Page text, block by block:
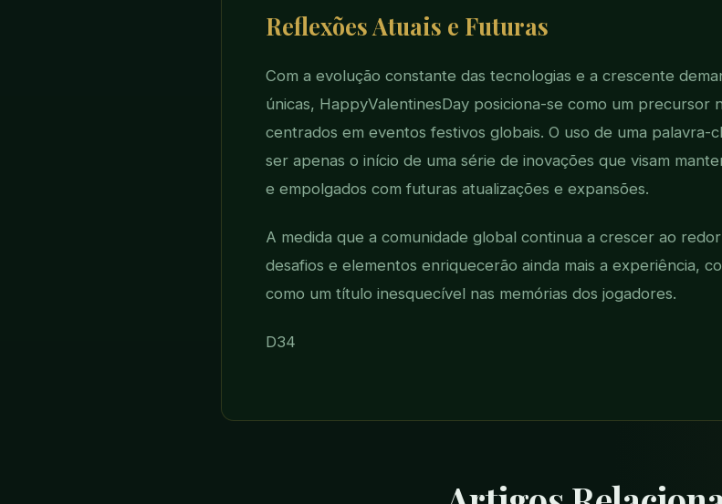
Reflexões Atuais e Futuras
Com a evolução constante das tecnologias e a crescente
únicas, HappyValentinesDay posiciona-se como um precursor
centrados em eventos festivos globais. O uso de uma palavra-
ser apenas o início de uma série de inovações que visam
e empolgados com futuras atualizações e expansões.
A medida que a comunidade global continua a crescer ao
desafios e elementos enriquecerão ainda mais a experiência,
como um título inesquecível nas memórias dos jogadores.
D34